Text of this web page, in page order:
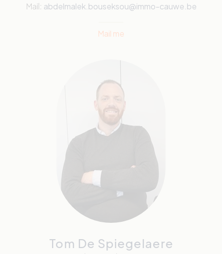
Mail: abdelmalek.bouseksou@immo-cauwe.be
Mail me
Tom De Spiegelaere